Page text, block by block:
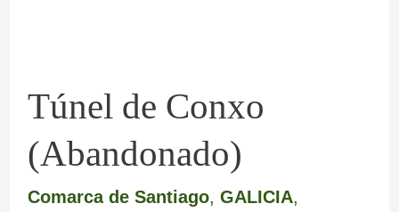
Túnel de Conxo
(Abandonado)
Comarca de Santiago, GALICIA,